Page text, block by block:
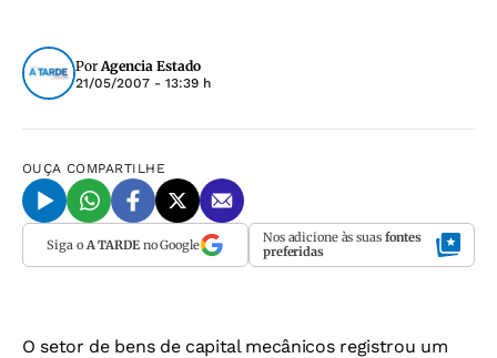
PorAgencia Estado
21/05/2007 - 13:39 h
OUÇA COMPARTILHE
Siga o A TARDEno Google Nos adicione às suas fontes
preferidas
O setor de bens de capital mecânicos registrou um